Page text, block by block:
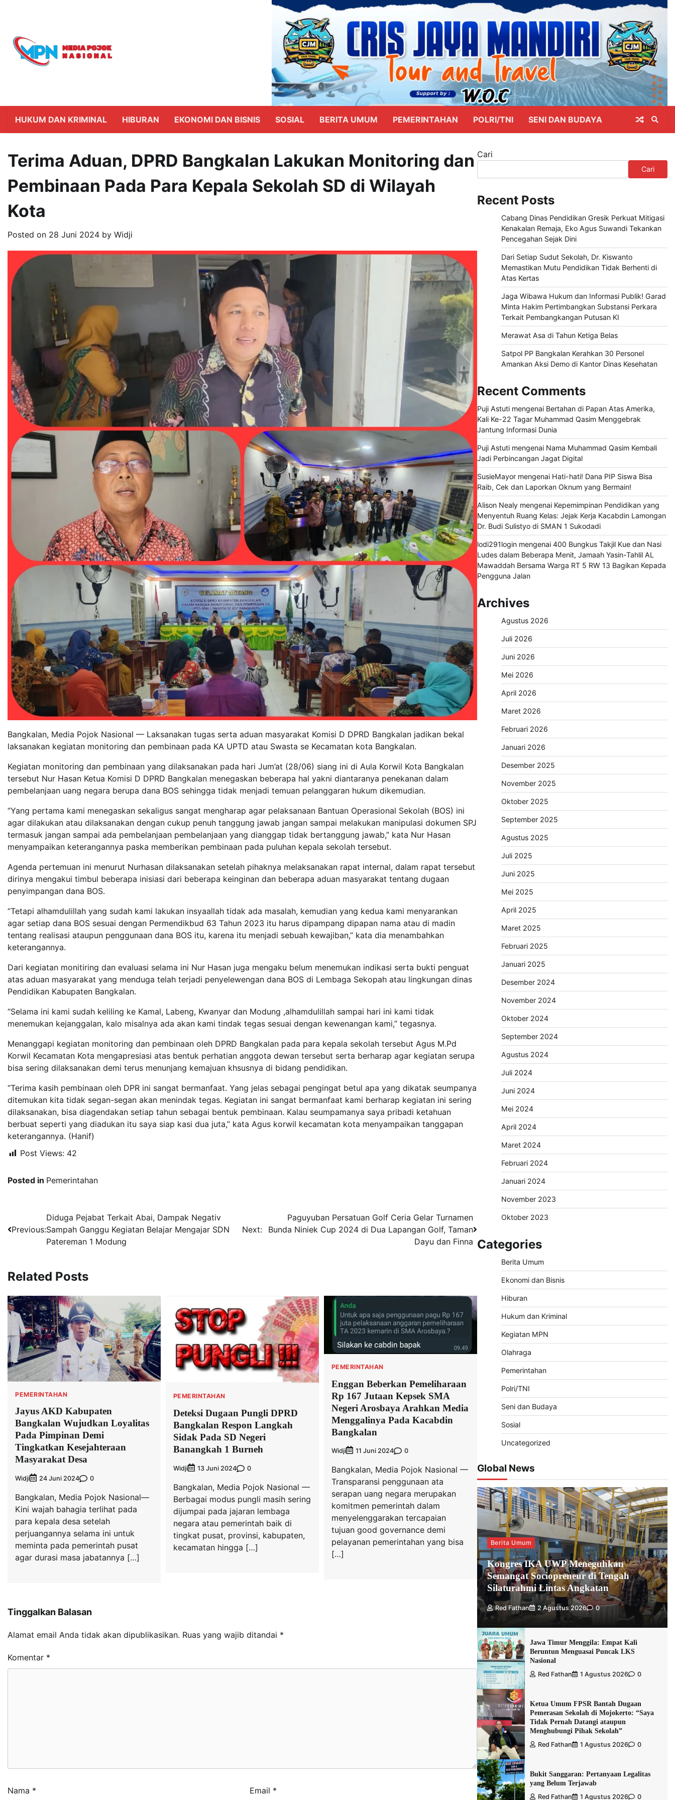
HUKUM DAN KRIMINAL HIBURAN EKONOMI DAN BISNIS SOSIAL BERITA UMUM PEMERINTAHAN POLRI/TNI SENI DAN BUDAYA
Terima Aduan, DPRD Bangkalan Lakukan Monitoring dan
Pembinaan Pada Para Kepala Sekolah SD di Wilayah
Kota
Posted on 28 Juni 2024 by Widji
Bangkalan, Media Pojok Nasional — Laksanakan tugas serta aduan masyarakat Komisi D DPRD Bangkalan jadikan bekal
laksanakan kegiatan monitoring dan pembinaan pada KA UPTD atau Swasta se Kecamatan kota Bangkalan.
Kegiatan monitoring dan pembinaan yang dilaksanakan pada hari Jum’at (28/06) siang ini di Aula Korwil Kota Bangkalan
tersebut Nur Hasan Ketua Komisi D DPRD Bangkalan menegaskan beberapa hal yakni diantaranya penekanan dalam
pembelanjaan uang negara berupa dana BOS sehingga tidak menjadi temuan pelanggaran hukum dikemudian.
“Yang pertama kami menegaskan sekaligus sangat mengharap agar pelaksanaan Bantuan Operasional Sekolah (BOS) ini
agar dilakukan atau dilaksanakan dengan cukup penuh tanggung jawab jangan sampai melakukan manipulasi dokumen SPJ
termasuk jangan sampai ada pembelanjaan pembelanjaan yang dianggap tidak bertanggung jawab,” kata Nur Hasan
menyampaikan keterangannya paska memberikan pembinaan pada puluhan kepala sekolah tersebut.
Agenda pertemuan ini menurut Nurhasan dilaksanakan setelah pihaknya melaksanakan rapat internal, dalam rapat tersebut
dirinya mengakui timbul beberapa inisiasi dari beberapa keinginan dan beberapa aduan masyarakat tentang dugaan
penyimpangan dana BOS.
“Tetapi alhamdulillah yang sudah kami lakukan insyaallah tidak ada masalah, kemudian yang kedua kami menyarankan
agar setiap dana BOS sesuai dengan Permendikbud 63 Tahun 2023 itu harus dipampang dipapan nama atau di madin
tentang realisasi ataupun penggunaan dana BOS itu, karena itu menjadi sebuah kewajiban,” kata dia menambahkan
keterangannya.
Dari kegiatan monitiring dan evaluasi selama ini Nur Hasan juga mengaku belum menemukan indikasi serta bukti penguat
atas aduan masyarakat yang menduga telah terjadi penyelewengan dana BOS di Lembaga Sekopah atau lingkungan dinas
Pendidikan Kabupaten Bangkalan.
“Selama ini kami sudah keliling ke Kamal, Labeng, Kwanyar dan Modung ,alhamdulillah sampai hari ini kami tidak
menemukan kejanggalan, kalo misalnya ada akan kami tindak tegas sesuai dengan kewenangan kami,” tegasnya.
Menanggapi kegiatan monitoring dan pembinaan oleh DPRD Bangkalan pada para kepala sekolah tersebut Agus M.Pd
Korwil Kecamatan Kota mengapresiasi atas bentuk perhatian anggota dewan tersebut serta berharap agar kegiatan serupa
bisa sering dilaksanakan demi terus menunjang kemajuan khsusnya di bidang pendidikan.
“Terima kasih pembinaan oleh DPR ini sangat bermanfaat. Yang jelas sebagai pengingat betul apa yang dikatak seumpanya
ditemukan kita tidak segan-segan akan menindak tegas. Kegiatan ini sangat bermanfaat kami berharap kegiatan ini sering
dilaksanakan, bisa diagendakan setiap tahun sebagai bentuk pembinaan. Kalau seumpamanya saya pribadi ketahuan
berbuat seperti yang diadukan itu saya siap kasi dua juta,” kata Agus korwil kecamatan kota menyampaikan tanggapan
keterangannya. (Hanif)
Post Views: 42
Posted in Pemerintahan
Navigasi
pos
Previous:
Diduga Pejabat Terkait Abai, Dampak Negativ
Sampah Ganggu Kegiatan Belajar Mengajar SDN
Patereman 1 Modung
Next:
Paguyuban Persatuan Golf Ceria Gelar Turnamen
Bunda Niniek Cup 2024 di Dua Lapangan Golf, Taman
Dayu dan Finna
Related Posts
PEMERINTAHAN
Jayus AKD Kabupaten
Bangkalan Wujudkan Loyalitas
Pada Pimpinan Demi
Tingkatkan Kesejahteraan
Masyarakat Desa
Widji 24 Juni 2024 0
Bangkalan, Media Pojok Nasional—
Kini wajah bahagia terlihat pada
para kepala desa setelah
perjuangannya selama ini untuk
meminta pada pemerintah pusat
agar durasi masa jabatannya […]
PEMERINTAHAN
Deteksi Dugaan Pungli DPRD
Bangkalan Respon Langkah
Sidak Pada SD Negeri
Banangkah 1 Burneh
Widji 13 Juni 2024 0
Bangkalan, Media Pojok Nasional —
Berbagai modus pungli masih sering
dijumpai pada jajaran lembaga
negara atau pemerintah baik di
tingkat pusat, provinsi, kabupaten,
kecamatan hingga […]
PEMERINTAHAN
Enggan Beberkan Pemeliharaan
Rp 167 Jutaan Kepsek SMA
Negeri Arosbaya Arahkan Media
Menggalinya Pada Kacabdin
Bangkalan
Widji 11 Juni 2024 0
Bangkalan, Media Pojok Nasional —
Transparansi penggunaan ata
serapan uang negara merupakan
komitmen pemerintah dalam
menyelenggarakan tercapaian
tujuan good governance demi
pelayanan pemerintahan yang bisa
[…]
Tinggalkan Balasan
Alamat email Anda tidak akan dipublikasikan. Ruas yang wajib ditandai *
Komentar *
Nama * Email *
Cari
Cari
Recent Posts
Cabang Dinas Pendidikan Gresik Perkuat Mitigasi
Kenakalan Remaja, Eko Agus Suwandi Tekankan
Pencegahan Sejak Dini
Dari Setiap Sudut Sekolah, Dr. Kiswanto
Memastikan Mutu Pendidikan Tidak Berhenti di
Atas Kertas
Jaga Wibawa Hukum dan Informasi Publik! Garad
Minta Hakim Pertimbangkan Substansi Perkara
Terkait Pembangkangan Putusan KI
Merawat Asa di Tahun Ketiga Belas
Satpol PP Bangkalan Kerahkan 30 Personel
Amankan Aksi Demo di Kantor Dinas Kesehatan
Recent Comments
Puji Astutimengenai Bertahan di Papan Atas Amerika,
Kali Ke-22 Tagar Muhammad Qasim Menggebrak
Jantung Informasi Dunia
Puji Astutimengenai Nama Muhammad Qasim Kembali
Jadi Perbincangan Jagat Digital
SusieMayormengenai Hati-hati! Dana PIP Siswa Bisa
Raib, Cek dan Laporkan Oknum yang Bermain!
Alison Nealymengenai Kepemimpinan Pendidikan yang
Menyentuh Ruang Kelas: Jejak Kerja Kacabdin Lamongan
Dr. Budi Sulistyo di SMAN 1 Sukodadi
lodi291loginmengenai 400 Bungkus Takjil Kue dan Nasi
Ludes dalam Beberapa Menit, Jamaah Yasin-Tahlil AL
Mawaddah Bersama Warga RT 5 RW 13 Bagikan Kepada
Pengguna Jalan
Archives
Agustus 2026
Juli 2026
Juni 2026
Mei 2026
April 2026
Maret 2026
Februari 2026
Januari 2026
Desember 2025
November 2025
Oktober 2025
September 2025
Agustus 2025
Juli 2025
Juni 2025
Mei 2025
April 2025
Maret 2025
Februari 2025
Januari 2025
Desember 2024
November 2024
Oktober 2024
September 2024
Agustus 2024
Juli 2024
Juni 2024
Mei 2024
April 2024
Maret 2024
Februari 2024
Januari 2024
November 2023
Oktober 2023
Categories
Berita Umum
Ekonomi dan Bisnis
Hiburan
Hukum dan Kriminal
Kegiatan MPN
Olahraga
Pemerintahan
Polri/TNI
Seni dan Budaya
Sosial
Uncategorized
Global News
Berita Umum
Kongres IKA UWP Meneguhkan
Semangat Sociopreneur di Tengah
Silaturahmi Lintas Angkatan
Red Fathan 2 Agustus 2026 0
Jawa Timur Menggila: Empat Kali
Beruntun Menguasai Puncak LKS
Nasional
Red Fathan 1 Agustus 2026 0
Ketua Umum FPSR Bantah Dugaan
Pemerasan Sekolah di Mojokerto: “Saya
Tidak Pernah Datangi ataupun
Menghubungi Pihak Sekolah”
Red Fathan 1 Agustus 2026 0
Bukit Sanggaran: Pertanyaan Legalitas
yang Belum Terjawab
Red Fathan 1 Agustus 2026 0